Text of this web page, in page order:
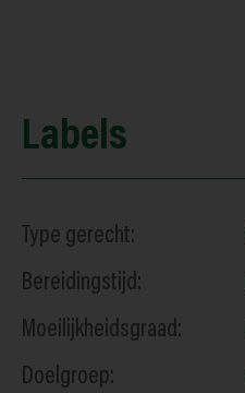
Labels
Type gerecht:
Bereidingstijd:
Moeilijkheidsgraad:
Doelgroep: